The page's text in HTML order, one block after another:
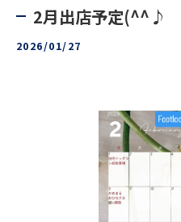
2月出店予定(^^♪
2026/01/27